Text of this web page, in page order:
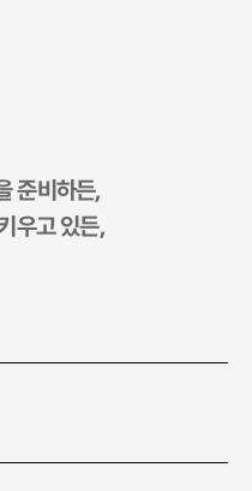
준비하든,
우고 있든,